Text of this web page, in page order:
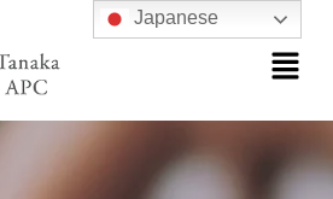
メ
ニ
ー
Japanese